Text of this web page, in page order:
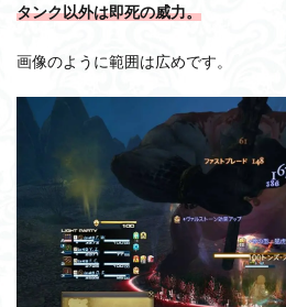
タンク以外は即死の威力。
画像のように範囲は広めです。